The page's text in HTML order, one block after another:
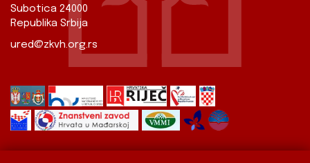
Subotica 24000
Republika Srbija
ured@zkvh.org.rs